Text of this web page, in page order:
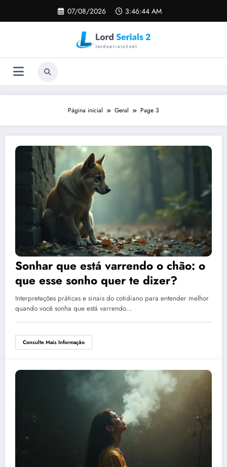
o
07/08/2026 3:46:45 AM
Página inicial Geral Page 3
Sonhar que está varrendo o chão: o
que esse sonho quer te dizer?
Interpretações práticas e sinais do cotidiano para entender melhor
quando você sonha que está varrendo…
Consulte Mais Informação